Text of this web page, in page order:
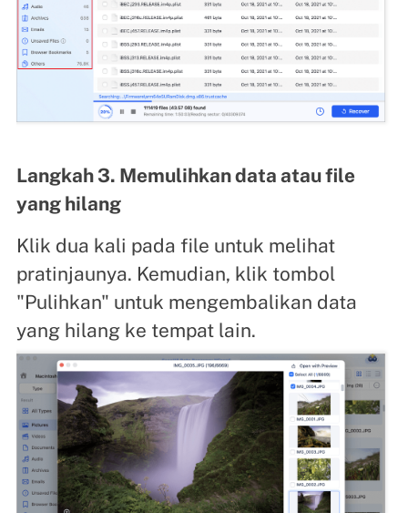
Langkah 3. Memulihkan data atau file
yang hilang
Klik dua kali pada file untuk melihat
pratinjaunya. Kemudian, klik tombol
"Pulihkan" untuk mengembalikan data
yang hilang ke tempat lain.